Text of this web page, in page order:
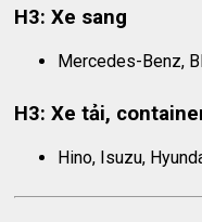
H3: Xe sang
Mercedes-Benz,
H3: Xe tải,
Hino, Isuzu,